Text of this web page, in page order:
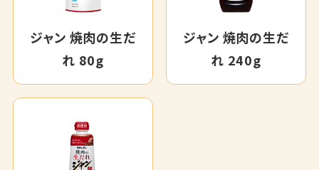
ジャン 焼肉の生だ
れ 80g
ジャン 焼肉の生だ
れ 240g